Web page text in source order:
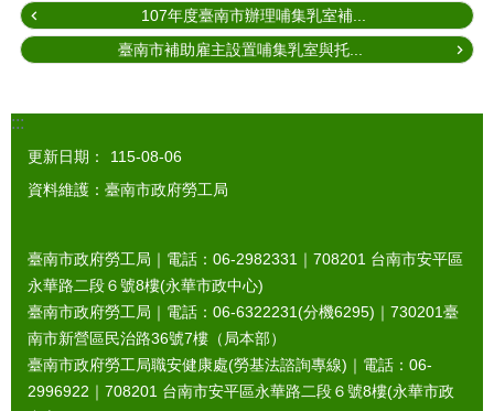
107年度臺南市辦理哺集乳室補...
臺南市補助雇主設置哺集乳室與托...
:::
更新日期：
115-08-06
資料維護：臺南市政府勞工局
臺南市政府勞工局｜電話：06-2982331｜ 708201 台南市安平區
永華路二段６號8樓(永華市政中心)
臺南市政府勞工局｜電話：06-6322231(分機6295)｜ 730201臺
南市新營區民治路36號7樓（局本部）
臺南市政府勞工局職安健康處(勞基法諮詢專線)｜電話：06-
2996922｜ 708201 台南市安平區永華路二段６號8樓(永華市政